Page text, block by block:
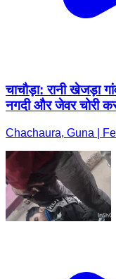
चाचौड़ा: रानी खेजड़ा
नगदी और जेवर चोरी
Chachaura, Guna |